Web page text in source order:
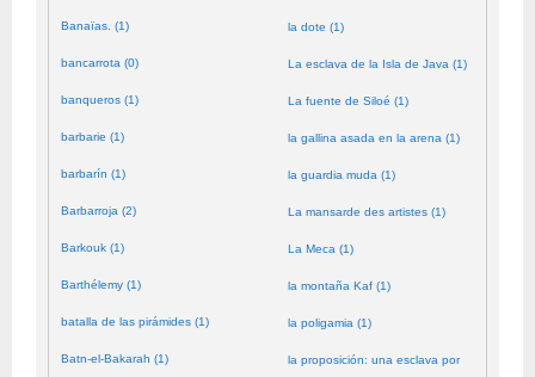
Banaïas. (1)
bancarrota (0)
banqueros (1)
barbarie (1)
barbarín (1)
Barbarroja (2)
Barkouk (1)
Barthélemy (1)
batalla de las pirámides (1)
Batn-el-Bakarah (1)
la dote (1)
La esclava de la Isla de Java (1)
La fuente de Siloé (1)
la gallina asada en la arena (1)
la guardia muda (1)
La mansarde des artistes (1)
La Meca (1)
la montaña Kaf (1)
la poligamia (1)
la proposición: una esclava por